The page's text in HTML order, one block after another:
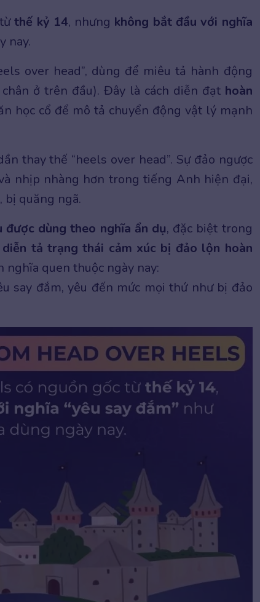
từthế kỷ 14, nhưng không bắt đầu với nghĩa
nay.
over head”, dùng để miêu tả hành động
ở trên đầu). Đây là cách diễn đạt hoàn
học cổ để mô tả chuyển động vật lý mạnh
thay thế “heels over head”. Sự đảo ngược
nhịp nhàng hơn trong tiếng Anh hiện đại,
bị quăng ngã.
dùng theo nghĩa ẩn dụ, đặc biệt trong
diễn tả trạng thái cảm xúc bị đảo lộn hoàn
nghĩa quen thuộc ngày nay:
say đắm, yêu đến mức mọi thứ như bị đảo